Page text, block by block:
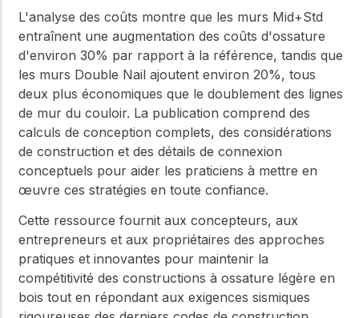
L'analyse des coûts montre que les murs Mid+Std
entraînent une augmentation des coûts d'ossature
d'environ 30% par rapport à la référence, tandis que
les murs Double Nail ajoutent environ 20%, tous
deux plus économiques que le doublement des lignes
de mur du couloir. La publication comprend des
calculs de conception complets, des considérations
de construction et des détails de connexion
conceptuels pour aider les praticiens à mettre en
œuvre ces stratégies en toute confiance.
Cette ressource fournit aux concepteurs, aux
entrepreneurs et aux propriétaires des approches
pratiques et innovantes pour maintenir la
compétitivité des constructions à ossature légère en
bois tout en répondant aux exigences sismiques